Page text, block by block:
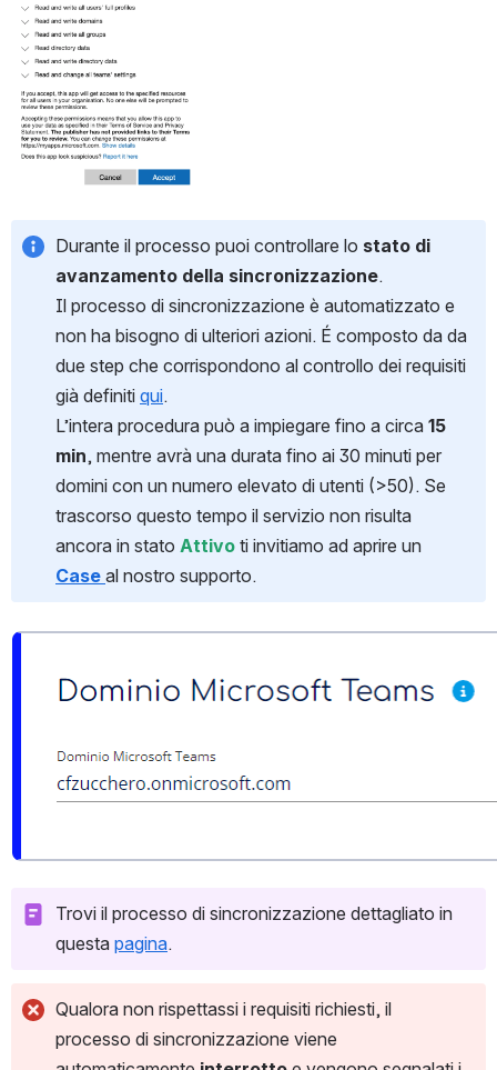
Durante il processo puoi controllare lo stato di
avanzamento della sincronizzazione.
Il processo di sincronizzazione è automatizzato e
non ha bisogno di ulteriori azioni. É composto da da
due step che corrispondono al controllo dei requisiti
già definiti qui.
L’intera procedura può a impiegare fino a circa 15
min, mentre avrà una durata fino ai 30 minuti per
domini con un numero elevato di utenti (>50). Se
trascorso questo tempo il servizio non risulta
ancora in stato Attivo
Case al nostro supporto.
Trovi il processo di sincronizzazione dettagliato in
questa pagina.
Qualora non rispettassi i requisiti richiesti, il
processo di sincronizzazione viene